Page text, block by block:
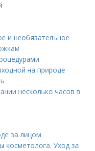
и необязательное
на природе
несколько часов в
за лицом
косметолога. Уход за